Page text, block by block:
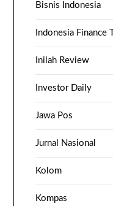
Bisnis Indonesia
Indonesia Finance
Inilah Review
Investor Daily
Jawa Pos
Jurnal Nasional
Kolom
Kompas